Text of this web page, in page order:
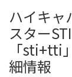
ハイキ
スター
「sti+tti
細情報